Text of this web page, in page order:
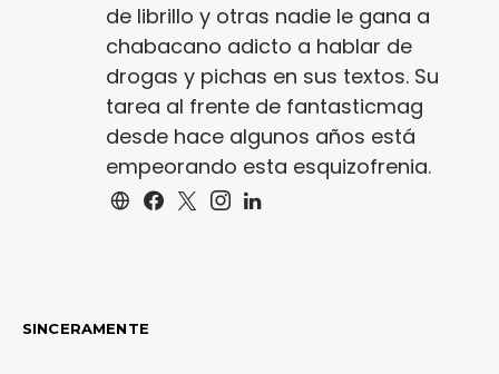
de librillo y otras nadie le gana a
chabacano adicto a hablar de
drogas y pichas en sus textos. Su
tarea al frente de fantasticmag
desde hace algunos años está
empeorando esta esquizofrenia.
SINCERAMENTE